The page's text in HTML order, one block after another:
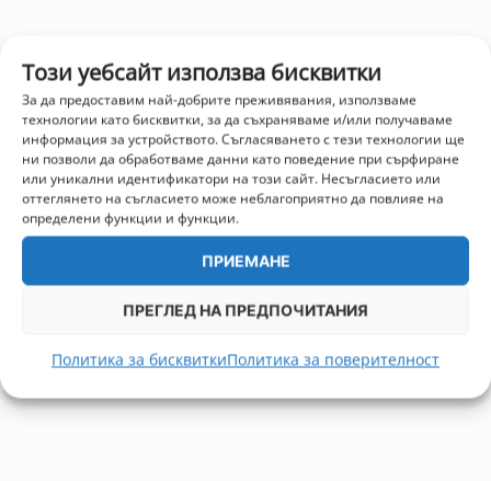
Този уебсайт използва бисквитки
За да предоставим най-добрите преживявания, използваме
технологии като бисквитки, за да съхраняваме и/или получаваме
информация за устройството. Съгласяването с тези технологии ще
ни позволи да обработваме данни като поведение при сърфиране
или уникални идентификатори на този сайт. Несъгласието или
оттеглянето на съгласието може неблагоприятно да повлияе на
определени функции и функции.
ПРИЕМАНЕ
ПРЕГЛЕД НА ПРЕДПОЧИТАНИЯ
Политика за бисквиткиПолитика за поверителност